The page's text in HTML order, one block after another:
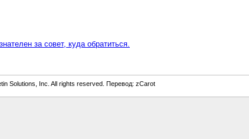
за совет, куда обратиться.
Solutions, Inc. All rights reserved. Перевод: zCarot